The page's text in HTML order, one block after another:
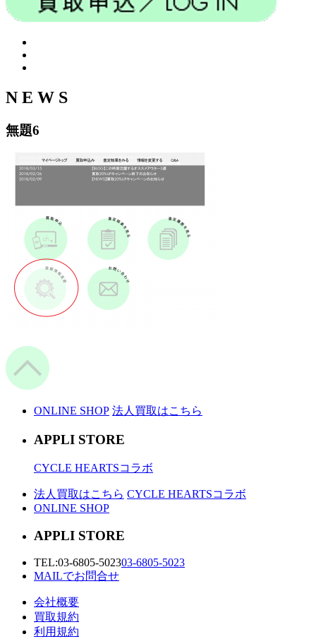
N E W S
無題6
ONLINE SHOP 法人買取はこちら
APPLI STORE
CYCLE HEARTSコラボ
法人買取はこちら CYCLE HEARTSコラボ
ONLINE SHOP
APPLI STORE
TEL:03-6805-502303-6805-5023
MAILでお問合せ
会社概要
買取規約
利用規約